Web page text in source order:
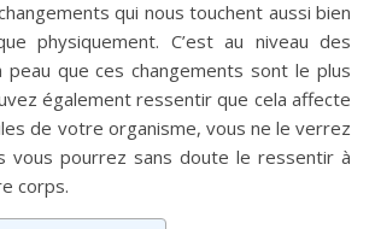
qui nous touchent aussi bien
physiquement. C’est au niveau des
que ces changements sont le plus
également ressentir que cela affecte
de votre organisme, vous ne le verrez
vous pourrez sans doute le ressentir à
corps.